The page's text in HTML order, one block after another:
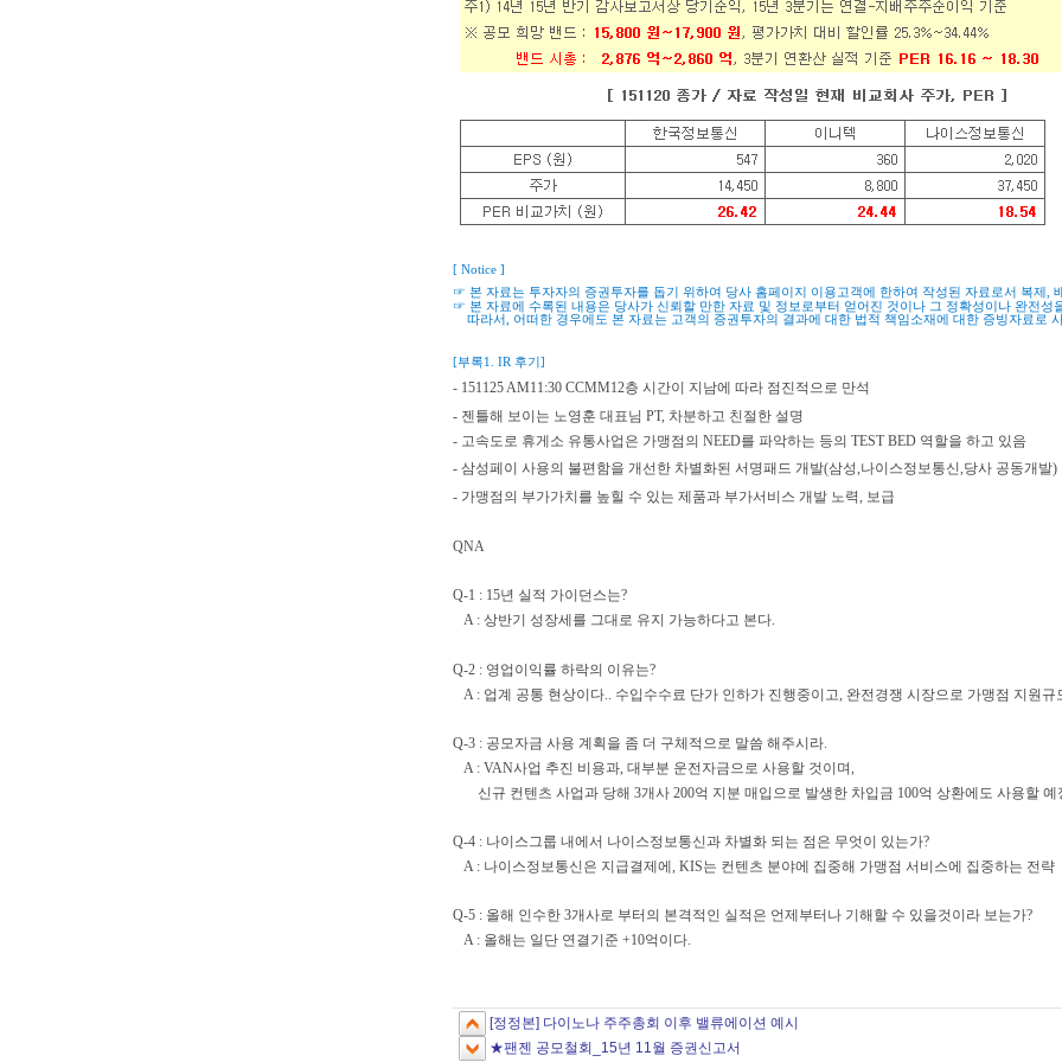
[ Notice ]
☞ 본 자료는 투자자의 증권투자를 돕기 위하여 당사 홈페이지 이용고객에 한하여 작성된 자료로서 복제
☞ 본 자료에 수록된 내용은 당사가 신뢰할 만한 자료 및 정보로부터 얻어진 것이나 그 정확성이나 완전성
따라서
어떠한 경우에도 본 자료는 고객의 증권투자의 결과에 대한 법적 책임소재에 대한 증빙자료로
[부록1. IR 후기]
- 151125 AM11:30 CCMM12층 시간이 지남에 따라 점진적으로 만석
- 젠틀해 보이는 노영훈 대표님 PT, 차분하고 친절한 설명
- 고속도로 휴게소 유통사업은 가맹점의 NEED를 파악하는 등의 TEST BED 역할을 하고 있음
- 삼성페이 사용의 불편함을 개선한 차별화된 서명패드 개발(삼성,나이스정보통신,당사 공동개발)
- 가맹점의 부가가치를 높힐 수 있는 제품과 부가서비스 개발 노력, 보급
QNA
Q-1 : 15년 실적 가이던스는?
A : 상반기 성장세를 그대로 유지 가능하다고 본다.
Q-2 : 영업이익률 하락의 이유는?
A : 업계 공통 현상이다.. 수입수수료 단가 인하가 진행중이고, 완전경쟁 시장으로 가맹점 지원
Q-3 : 공모자금 사용 계획을 좀 더 구체적으로 말씀 해주시라.
A : VAN사업 추진 비용과, 대부분 운전자금으로 사용할 것이며,
신규 컨텐츠 사업과 당해 3개사 200억 지분 매입으로 발생한 차입금 100억 상환에도 사용할 예
Q-4 : 나이스그룹 내에서 나이스정보통신과 차별화 되는 점은 무엇이 있는가?
A : 나이스정보통신은 지급결제에, KIS는 컨텐츠 분야에 집중해 가맹점 서비스에 집중하는 전략
Q-5 : 올해 인수한 3개사로 부터의 본격적인 실적은 언제부터나 기해할 수 있을것이라 보는가?
A : 올해는 일단 연결기준 +10억이다.
[정정본] 다이노나 주주총회 이후 밸류에이션 예시
★팬젠 공모철회_15년 11월 증권신고서